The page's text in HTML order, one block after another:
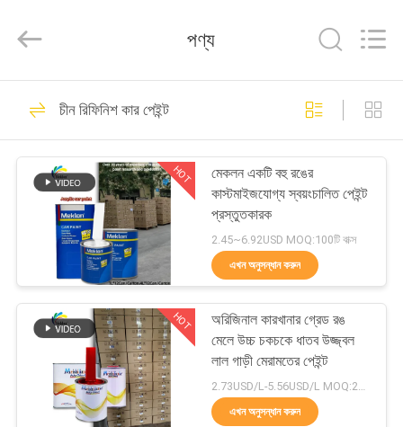
পণ্য
আমাদের
সম্পর্কে
কারখানা
Technology
Rights
রিফিনিশ কার পেইন্ট
569
কার পেইন্ট বেসকোট
117
পণ্য
চীন রিফিনিশ কার পেইন্ট
HOT
মেকলন একটি বহু রঙের
কাস্টমাইজযোগ্য স্বয়ংচালিত পেইন্ট
প্রস্তুতকারক
2.45~6.92USD MOQ:100টি বাক্স
এখন অনুসন্ধান করুন
HOT
অরিজিনাল কারখানার গ্রেড রঙ
মেলে উচ্চ চকচকে ধাতব উজ্জ্বল
লাল গাড়ী মেরামতের পেইন্ট
এখন অনুসন্ধান করুন